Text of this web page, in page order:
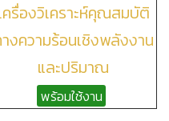
ครื่องวิเคราะห์คุณสมบัติ
งความร้อนเชิงพลังงาน
และปริมาณ
พร้อมใช้งาน